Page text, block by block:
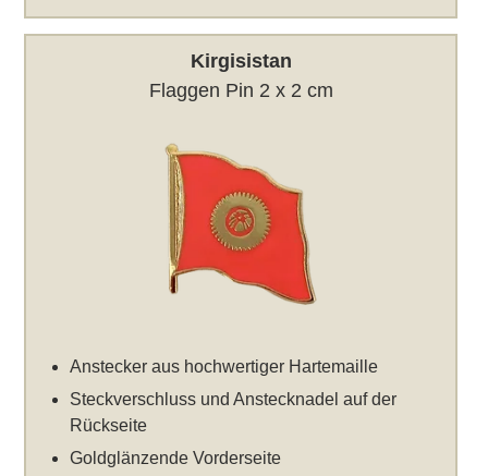
Kirgisistan
Flaggen Pin 2 x 2 cm
Anstecker aus hochwertiger Hartemaille
Steckverschluss und Anstecknadel auf der
Rückseite
Goldglänzende Vorderseite